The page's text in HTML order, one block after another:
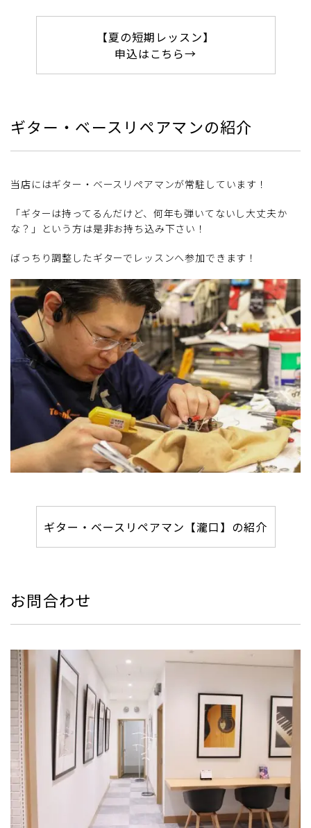
【夏の短期レッスン】
申込はこちら→
ギター・ベースリペアマンの紹介
当店にはギター・ベースリペアマンが常駐しています！
「ギターは持ってるんだけど、何年も弾いてないし大丈夫か
な？」という方は是非お持ち込み下さい！
ばっちり調整したギターでレッスンへ参加できます！
ギター・ベースリペアマン【瀧口】の紹介
お問合わせ